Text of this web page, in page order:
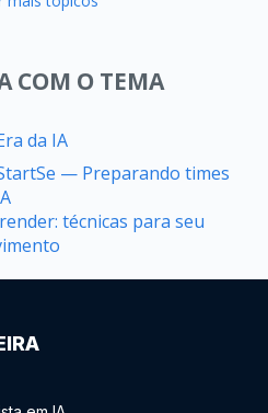
COM O TEMA
da IA
— Preparando times
técnicas para seu